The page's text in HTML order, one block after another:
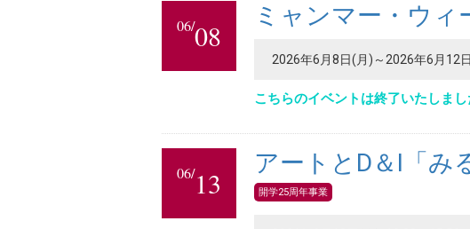
06/08
ミャンマー・ウィ
2026年6月8日(月)～2026年6月12
こちらのイベントは終了いたしまし
06/13
アートとD＆I「み
開学25周年事業